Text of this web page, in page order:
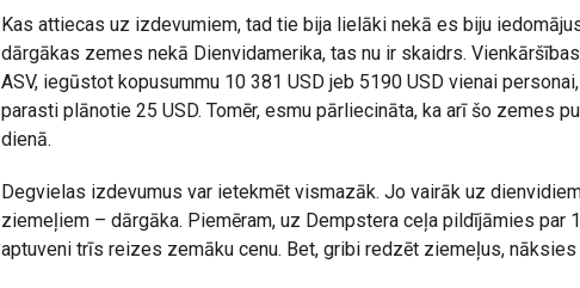
Kas attiecas uz izdevumiem, tad tie bija lielāki nekā es biju
dārgākas zemes nekā Dienvidamerika, tas nu ir skaidrs.
ASV, iegūstot kopusummu 10 381 USD jeb 5190 USD vienai
parasti plānotie 25 USD. Tomēr, esmu pārliecināta, ka arī šo zemes
dienā.
Degvielas izdevumus var ietekmēt vismazāk. Jo vairāk uz
ziemeļiem – dārgāka. Piemēram, uz Dempstera ceļa pildījāmies par
aptuveni trīs reizes zemāku cenu. Bet, gribi redzēt ziemeļus,